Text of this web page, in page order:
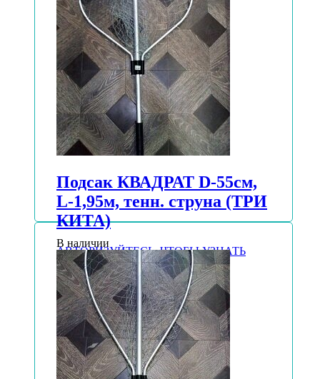
Подсак КВАДРАТ D-55см,
L-1,95м, тенн. струна (ТРИ
КИТА)
АВТОРИЗУЙТЕСЬ, ЧТОБЫ УЗНАТЬ
ЦЕНУ
Подробнее
В наличии